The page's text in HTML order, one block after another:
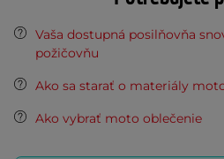
Vaša dostupná posilňovňa
požičovňu
Ako sa starať o materiály
Ako vybrať moto oblečenie